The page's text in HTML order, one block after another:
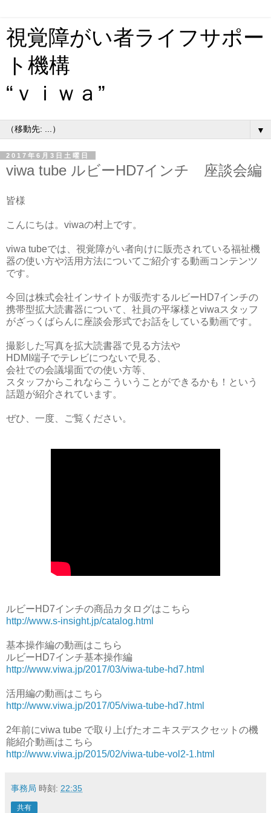
視覚障がい者ライフサポー
ト機構
“ｖｉｗａ”
▼
2017年6月3日土曜日
viwa tube ルビーHD7インチ 座談会編
皆様
こんにちは。viwaの村上です。
viwa tubeでは、視覚障がい者向けに販売されている福祉機
器の使い方や活用方法についてご紹介する動画コンテンツ
です。
今回は株式会社インサイトが販売するルビーHD7インチの
携帯型拡大読書器について、社員の平塚様とviwaスタッフ
がざっくばらんに座談会形式でお話をしている動画です。
撮影した写真を拡大読書器で見る方法や
HDMI端子でテレビにつないで見る、
会社での会議場面での使い方等、
スタッフからこれならこういうことができるかも！という
話題が紹介されています。
ぜひ、一度、ご覧ください。
ルビーHD7インチの商品カタログはこちら
http://www.s-insight.jp/catalog.html
基本操作編の動画はこちら
ルビーHD7インチ基本操作編
http://www.viwa.jp/2017/03/viwa-tube-hd7.html
活用編の動画はこちら
http://www.viwa.jp/2017/05/viwa-tube-hd7.html
2年前にviwa tube で取り上げたオニキスデスクセットの機
能紹介動画はこちら
http://www.viwa.jp/2015/02/viwa-tube-vol2-1.html
事務局 時刻: 22:35
共有